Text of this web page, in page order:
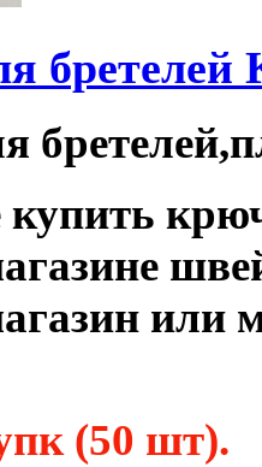
бретелей
или
(50 шт).